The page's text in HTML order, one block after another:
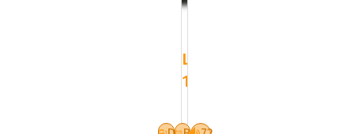
LT6,50R16
107/102N
HISCEND-